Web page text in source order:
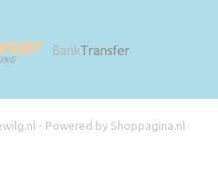
- Powered by Shoppagina.nl